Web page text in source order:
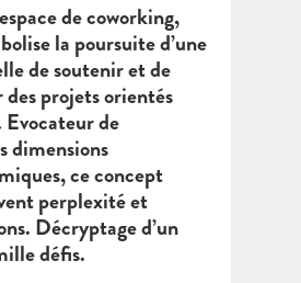
de coworking,
la poursuite d’une
de soutenir et de
projets orientés
de
dimensions
ce concept
perplexité et
Décryptage d’un
défis.